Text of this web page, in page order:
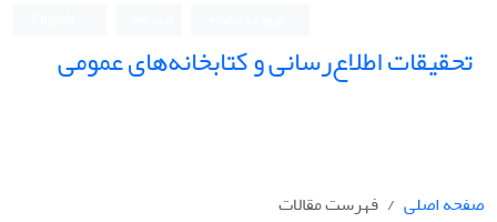
تحقیقات اطلاع‌رسانی و کتابخانه‌های عمومی
صفحه اصلی
فهرست مقالات